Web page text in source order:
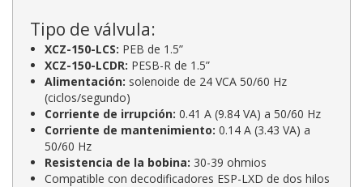
Tipo de válvula:
XCZ-150-LCS: PEB de 1.5”
XCZ-150-LCDR: PESB-R de 1.5”
Alimentación: solenoide de 24 VCA 50/60 Hz
(ciclos/segundo)
Corriente de irrupción: 0.41 A (9.84 VA) a 50/60 Hz
Corriente de mantenimiento: 0.14 A (3.43 VA) a
50/60 Hz
Resistencia de la bobina: 30-39 ohmios
Compatible con decodificadores ESP-LXD de dos hilos